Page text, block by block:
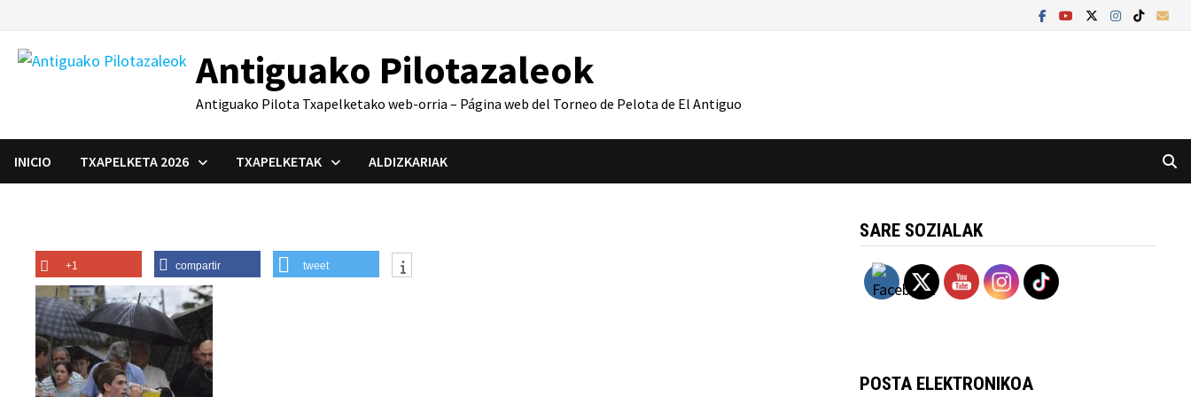
contenido
Antiguako Pilotazaleok
Antiguako Pilota Txapelketako web-orria – Página web del Torneo de Pelota de El Antiguo
INICIO TXAPELKETA 2026 TXAPELKETAK ALDIZKARIAK
+1 compartir tweet
SARE SOZIALAK
POSTA ELEKTRONIKOA